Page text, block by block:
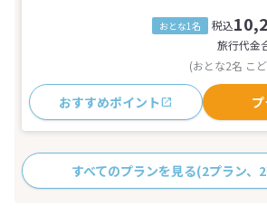
おとな1名 税込
旅行代金
(おとな2名 こ
おすすめポイント
すべてのプランを見る(2プラン、